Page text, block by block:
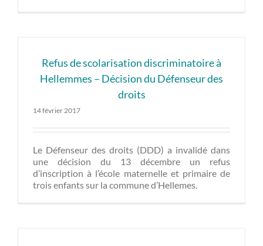
Refus de scolarisation discriminatoire à
Hellemmes – Décision du Défenseur des
droits
14 février 2017
Le Défenseur des droits (DDD) a invalidé dans
une décision du 13 décembre un refus
d’inscription à l’école maternelle et primaire de
trois enfants sur la commune d’Hellemes.